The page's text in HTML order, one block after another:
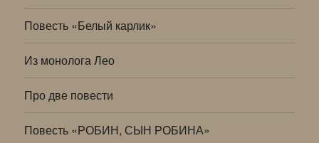
Повесть «Белый карлик»
Из монолога Лео
Про две повести
Повесть «РОБИН, СЫН РОБИНА»